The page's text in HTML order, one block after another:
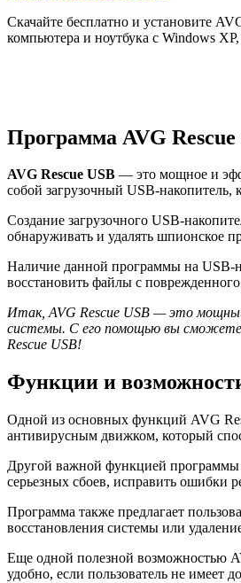
Скачайте бесплатно и установите
компьютера и ноутбука с Windows
Программа AVG Rescue
AVG Rescue USB — это мощное и
собой загрузочный USB-
Создание загрузочного USB-
обнаруживать и удалять шпионское
Наличие данной программы на USB-
восстановить файлы с
Итак, AVG Rescue USB — это
системы. С его помощью вы сможете
Rescue USB!
Функции и
Одной из основных функций AVG
антивирусным движком, который
Другой важной функцией программы
серьезных сбоев, исправить ошибки
Программа также предлагает
восстановления системы или
Еще одной полезной возможностью
удобно, если пользователь не имеет